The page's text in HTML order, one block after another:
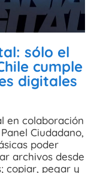
sólo el
cumple
digitales
en colaboración
Ciudadano,
poder
archivos desde
copiar, pegar y